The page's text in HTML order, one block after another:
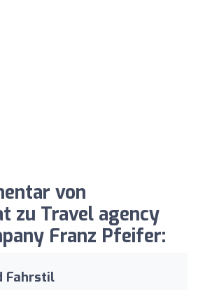
von
zu Travel agency
Franz Pfeifer:
Fahrstil